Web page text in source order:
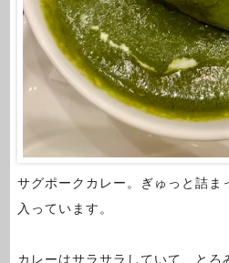
サグポークカレー。ぎゅっと詰ま
入っています。
カレーはサラサラしていて、とろ